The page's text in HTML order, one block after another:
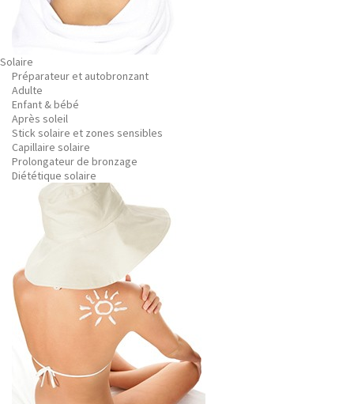
Solaire
Préparateur et autobronzant
Adulte
Enfant & bébé
Après soleil
Stick solaire et zones sensibles
Capillaire solaire
Prolongateur de bronzage
Diététique solaire